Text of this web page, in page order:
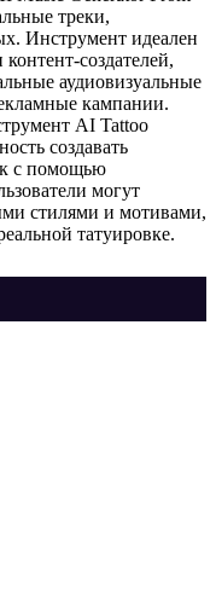
треки,
Инструмент идеален
создателей,
аудиовизуальные
кампании.
AI Tattoo
создавать
с помощью
могут
стилями и мотивами,
татуировке.